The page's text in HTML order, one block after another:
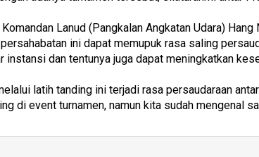
Lanud (Pangkalan Angkatan Udara)
ini dapat memupuk rasa saling
instansi dan tentunya juga dapat meningkatkan
latih tanding ini terjadi rasa persaudaraan
di event turnamen, namun kita sudah mengenal